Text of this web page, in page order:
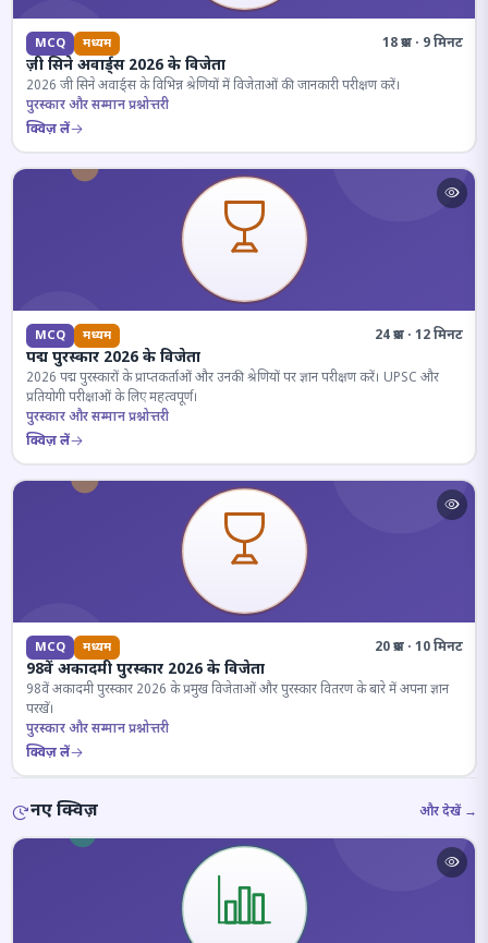
MCQ मध्यम 18 प्रश्न · 9 मिनट
ज़ी सिने अवार्ड्स 2026 के विजेता
2026 जी सिने अवार्ड्स के विभिन्न श्रेणियों में विजेताओं की जानकारी परीक्षण करें।
पुरस्कार और सम्मान प्रश्नोत्तरी
क्विज़ लें
MCQ मध्यम 24 प्रश्न · 12 मिनट
पद्म पुरस्कार 2026 के विजेता
2026 पद्म पुरस्कारों के प्राप्तकर्ताओं और उनकी श्रेणियों पर ज्ञान परीक्षण करें। UPSC और
प्रतियोगी परीक्षाओं के लिए महत्वपूर्ण।
पुरस्कार और सम्मान प्रश्नोत्तरी
क्विज़ लें
MCQ मध्यम 20 प्रश्न · 10 मिनट
98वें अकादमी पुरस्कार 2026 के विजेता
98वें अकादमी पुरस्कार 2026 के प्रमुख विजेताओं और पुरस्कार वितरण के बारे में अपना ज्ञान
परखें।
पुरस्कार और सम्मान प्रश्नोत्तरी
क्विज़ लें
नए क्विज़ और देखें →